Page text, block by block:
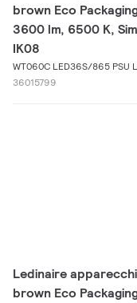
brown Eco
3600 lm, 6500 K,
IK08
WT060C LED36S/865 PSU
36015799
Ledinaire
brown Eco